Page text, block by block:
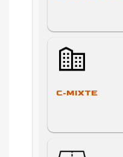
C-MIXTE